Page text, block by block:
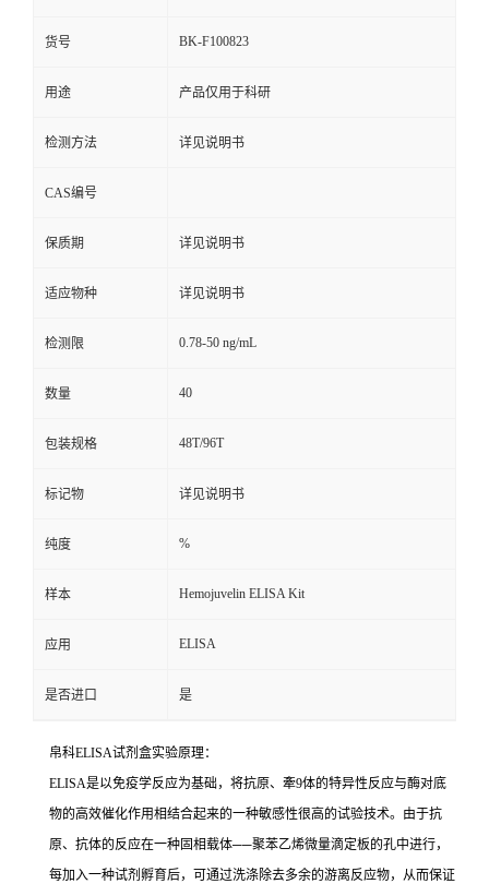
货号 BK-F100823
用途 产品仅用于科研
检测方法 详见说明书
CAS编号
保质期 详见说明书
适应物种 详见说明书
检测限 0.78-50 ng/mL
数量 40
包装规格 48T/96T
标记物 详见说明书
纯度 %
样本 Hemojuvelin ELISA Kit
应用 ELISA
是否进口 是
帛科ELISA试剂盒实验原理：
ELISA是以免疫学反应为基础，将抗原、牽9体的特异性反应与酶对底
物的高效催化作用相结合起来的一种敏感性很高的试验技术。由于抗
原、抗体的反应在一种固相载体──聚苯乙烯微量滴定板的孔中进行，
每加入一种试剂孵育后，可通过洗涤除去多余的游离反应物，从而保证